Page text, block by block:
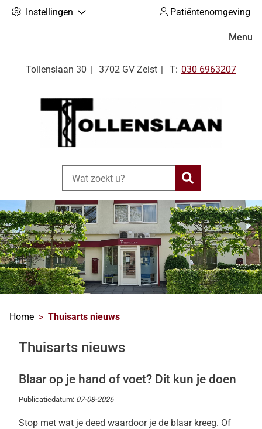
Instellingen Patiëntenomgeving
Tollenslaan 30 3702 GV Zeist Tel:
030 6963207
Zoeken
Menu
Home Thuisarts nieuws
Thuisarts nieuws
Blaar op je hand of voet? Dit kun je doen
Publicatiedatum: 07-08-2026
Stop met wat je deed waardoor je de blaar kreeg. Of